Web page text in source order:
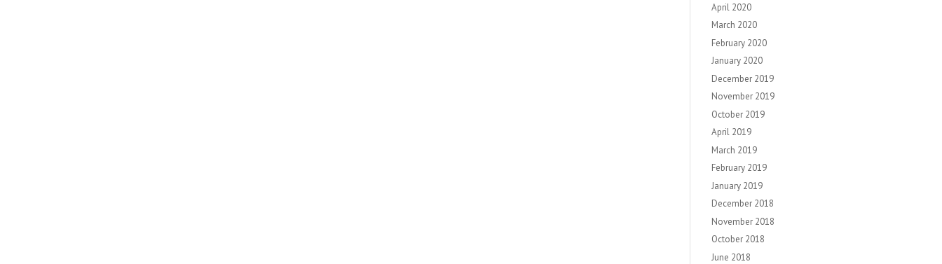
April 2020
March 2020
February 2020
January 2020
December 2019
November 2019
October 2019
April 2019
March 2019
February 2019
January 2019
December 2018
November 2018
October 2018
June 2018